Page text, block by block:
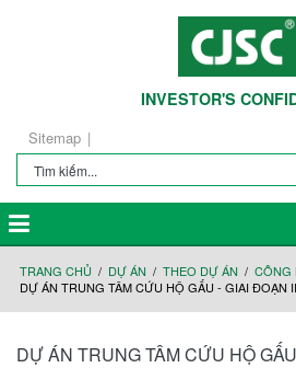
INVESTOR'S
Sitemap
TRANG CHỦ DỰ ÁN THEO DỰ ÁN
CÔNG
DỰ ÁN TRUNG TÂM CỨU HỘ GẤU - GIAI ĐOẠN II
DỰ ÁN TRUNG TÂM CỨU HỘ